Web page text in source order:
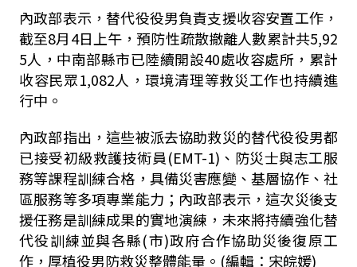
內政部表示，替代役役男負責支援收容安置工作，
截至8月4日上午，預防性疏散撤離人數累計共5,92
5人，中南部縣市已陸續開設40處收容處所，累計
收容民眾1,082人，環境清理等救災工作也持續進
行中。
內政部指出，這些被派去協助救災的替代役役男都
已接受初級救護技術員(EMT-1)、防災士與志工服
務等課程訓練合格，具備災害應變、基層協作、社
區服務等多項專業能力；內政部表示，這次災後支
援任務是訓練成果的實地演練，未來將持續強化替
代役訓練並與各縣(市)政府合作協助災後復原工
作，厚植役男防救災整體能量。(編輯：宋皖媛)